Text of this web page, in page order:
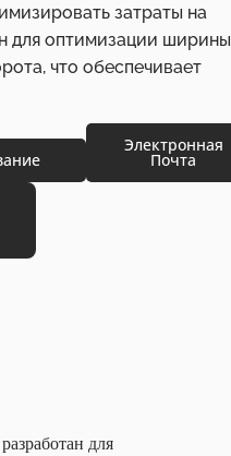
затраты на
для оптимизации ширины
что обеспечивает
Электронная
Почта
для